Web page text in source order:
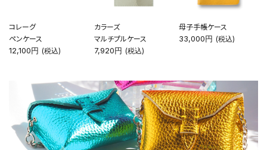
実店舗へのアクセス
コレーグ
ペンケース
12,100円 (税込)
カラーズ
マルチプルケース
7,920円 (税込)
母子手帳ケース
33,000円 (税込)